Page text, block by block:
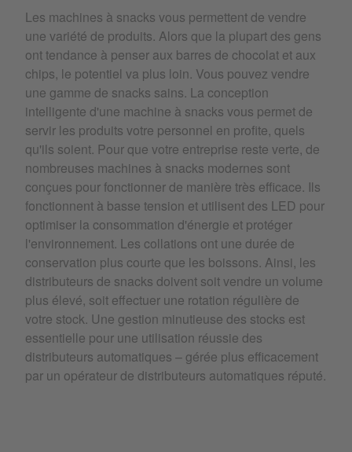
Les machines à snacks vous permettent de vendre
une variété de produits. Alors que la plupart des gens
ont tendance à penser aux barres de chocolat et aux
chips, le potentiel va plus loin. Vous pouvez vendre
une gamme de snacks sains. La conception
intelligente d'une machine à snacks vous permet de
servir les produits votre personnel en profite, quels
qu'ils soient. Pour que votre entreprise reste verte, de
nombreuses machines à snacks modernes sont
conçues pour fonctionner de manière très efficace. Ils
fonctionnent à basse tension et utilisent des LED pour
optimiser la consommation d'énergie et protéger
l'environnement. Les collations ont une durée de
conservation plus courte que les boissons. Ainsi, les
distributeurs de snacks doivent soit vendre un volume
plus élevé, soit effectuer une rotation régulière de
votre stock. Une gestion minutieuse des stocks est
essentielle pour une utilisation réussie des
distributeurs automatiques – gérée plus efficacement
par un opérateur de distributeurs automatiques réputé.